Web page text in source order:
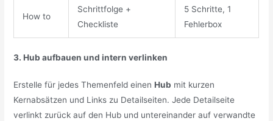
How to
Schrittfolge +
Checkliste
5 Schritte, 1
Fehlerbox
3. Hub aufbauen und intern verlinken
Erstelle für jedes Themenfeld einenHub mit kurzen
Kernabsätzen und Links zu Detailseiten. Jede Detailseite
verlinkt zurück auf den Hub und untereinander auf verwandte